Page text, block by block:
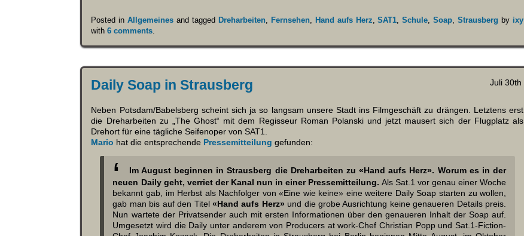
Posted inAllgemeines and tagged Dreharbeiten, Fernsehen, Hand aufs Herz ,SAT1 ,Schule ,Soap ,Strausberg by ixy
with6 comments
Juli 30th
Daily Soap in Strausberg
Neben Potsdam/Babelsberg scheint sich ja so langsam unsere Stadt ins Filmgeschäft zu drängen. Letztens erst
die Dreharbeiten zu „The Ghost“ mit dem Regisseur Roman Polanski und jetzt mausert sich der Flugplatz als
Drehort für eine tägliche Seifenoper von SAT1.
Mario hat die entsprechende Pressemitteilung gefunden:
Im August beginnen in Strausberg die Dreharbeiten zu «Hand aufs Herz». Worum es in der
neuen Daily geht, verriet der Kanal nun in einer Pressemitteilung. Als Sat.1 vor genau einer Woche
bekannt gab, im Herbst als Nachfolger von «Eine wie keine» eine weitere Daily Soap starten zu wollen,
gab man bis auf den Titel «Hand aufs Herz» und die grobe Ausrichtung keine genaueren Details preis.
Nun wartete der Privatsender auch mit ersten Informationen über den genaueren Inhalt der Soap auf.
Umgesetzt wird die Daily unter anderem von Producers at work-Chef Christian Popp und Sat.1-Fiction-